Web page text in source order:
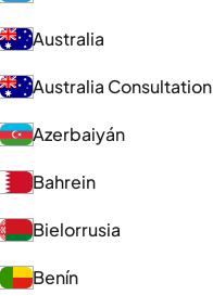
Australia
Australia Consultation
Azerbaiyán
Bahrein
Bielorrusia
Benín